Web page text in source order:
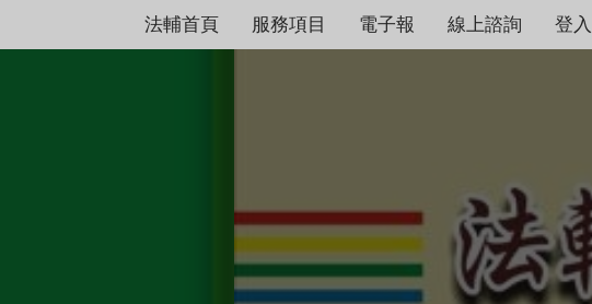
法輔首頁 服務項目 電子報 線上諮詢 登入